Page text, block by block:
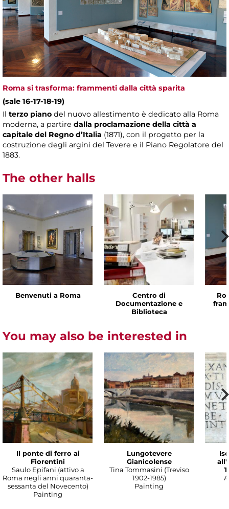
Roma si trasforma: frammenti dalla città sparita
(sale 16-17-18-19)
Il terzo piano del nuovo allestimento è dedicato alla Roma
moderna, a partire dalla proclamazione della città a
capitale del Regno d’Italia (1871), con il progetto per la
costruzione degli argini del Tevere e il Piano Regolatore del
1883.
The other halls
Benvenuti a Roma
Centro di
Documentazione e
Biblioteca
You may also be interested in
Il ponte di ferro ai
Fiorentini
Saulo Epifani (attivo a
Roma negli anni quaranta-
sessanta del Novecento)
Painting
Lungotevere
Gianicolense
Tina Tommasini (Treviso
1902-1985)
Painting